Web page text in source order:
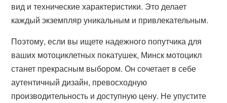
вид и технические характеристики. Это делает
каждый экземпляр уникальным и привлекательным.
Поэтому, если вы ищете надежного попутчика для
ваших мотоциклетных покатушек, Минск мотоцикл
станет прекрасным выбором. Он сочетает в себе
аутентичный дизайн, превосходную
производительность и доступную цену. Не упустите